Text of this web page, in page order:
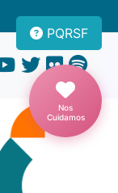
PQRSF
Nos
Cuidamos